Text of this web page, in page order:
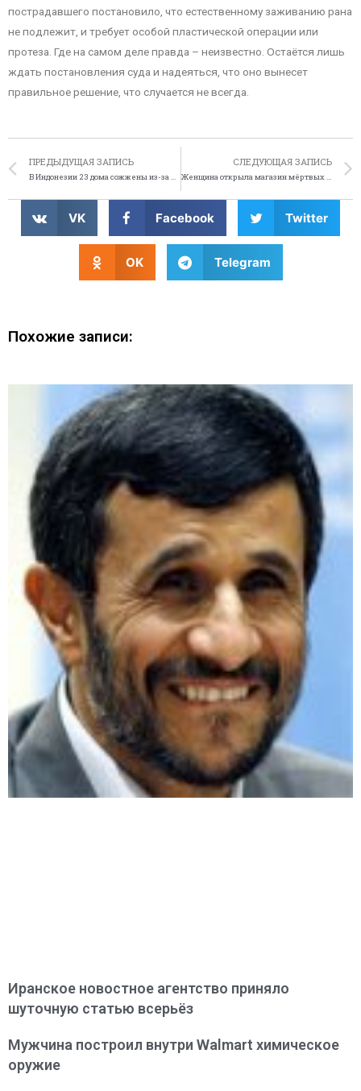
пострадавшего постановило, что естественному заживанию рана
не подлежит, и требует особой пластической операции или
протеза. Где на самом деле правда – неизвестно. Остаётся лишь
ждать постановления суда и надеяться, что оно вынесет
правильное решение, что случается не всегда.
ПРЕДЫДУЩАЯ ЗАПИСЬ
В Индонезии 23 дома сожжены из-за рингтона
СЛЕДУЮЩАЯ ЗАПИСЬ
Женщина открыла магазин мёртвых цветов
VK Facebook Twitter
OK Telegram
Похожие записи:
Иранское новостное агентство приняло
шуточную статью всерьёз
Мужчина построил внутри Walmart химическое
оружие